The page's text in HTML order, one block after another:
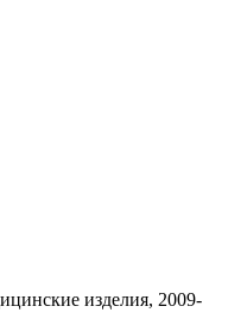
изделия, 2009-